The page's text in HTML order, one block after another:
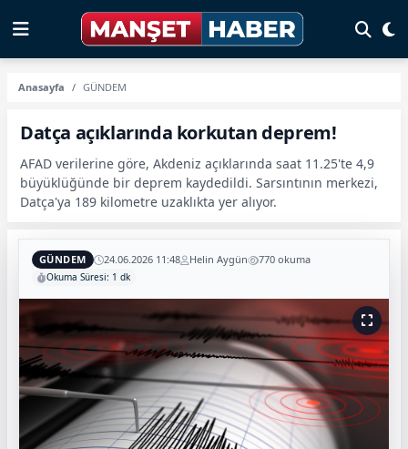
Anasayfa GÜNDEM
Datça açıklarında korkutan deprem!
AFAD verilerine göre, Akdeniz açıklarında saat 11.25'te 4,9
büyüklüğünde bir deprem kaydedildi. Sarsıntının merkezi,
Datça'ya 189 kilometre uzaklıkta yer alıyor.
GÜNDEM 24.06.2026 11:48 Helin Aygün 770 okuma
Okuma Süresi: 1 dk